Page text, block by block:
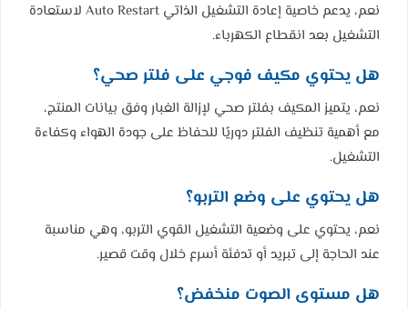
نعم، يدعم خاصية إعادة التشغيل الذاتي Auto Restart لاستعادة
التشغيل بعد انقطاع الكهرباء.
هل يحتوي مكيف فوجي على فلتر صحي؟
نعم، يتميز المكيف بفلتر صحي لإزالة الغبار وفق بيانات المنتج،
مع أهمية تنظيف الفلتر دوريًا للحفاظ على جودة الهواء وكفاءة
التشغيل.
هل يحتوي على وضع التربو؟
نعم، يحتوي على وضعية التشغيل القوي التربو، وهي مناسبة
عند الحاجة إلى تبريد أو تدفئة أسرع خلال وقت قصير.
هل مستوى الصوت منخفض؟